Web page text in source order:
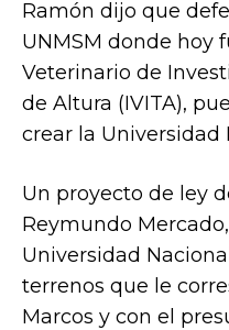
Ramón dijo que
UNMSM donde hoy
Veterinario de
de Altura (IVITA),
crear la Universidad
Un proyecto de ley
Reymundo
Universidad
terrenos que le
Marcos y con el